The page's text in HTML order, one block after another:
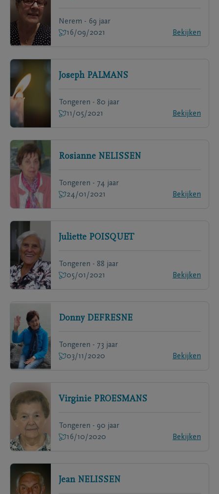
Nerem - 69 jaar
16/09/2021
Bekijken
Joseph PALMANS
Tongeren - 80 jaar
11/05/2021
Bekijken
Rosianne NELISSEN
Tongeren - 74 jaar
24/01/2021
Bekijken
Juliette POISQUET
Tongeren - 88 jaar
05/01/2021
Bekijken
Donny DEFRESNE
Tongeren - 73 jaar
03/11/2020
Bekijken
Virginie PROESMANS
Tongeren - 90 jaar
16/10/2020
Bekijken
Jean NELISSEN